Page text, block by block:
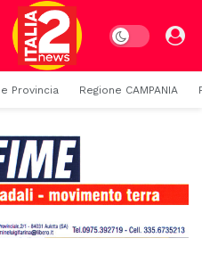
Dark mode
e Provincia Regione CAMPANIA